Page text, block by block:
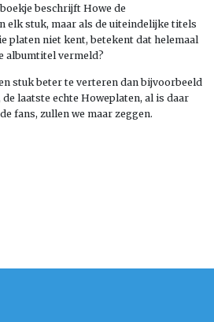
beschrijft Howe de
elk stuk, maar als de uiteindelijke titels
platen niet kent, betekent dat helemaal
albumtitel vermeld?
stuk beter te verteren dan bijvoorbeeld
de laatste echte Howeplaten, al is daar
fans, zullen we maar zeggen.